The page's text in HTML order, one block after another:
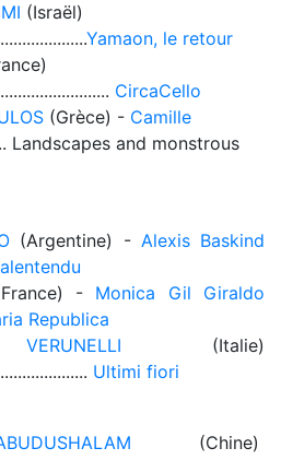
(Israël)
Yamaon, le retour
CircaCello
(Grèce) - Camille
Landscapes and monstrous
(Argentine) - Alexis Baskind
- Monica Gil Giraldo
Republica
(Italie)
Ultimi fiori
(Chine)